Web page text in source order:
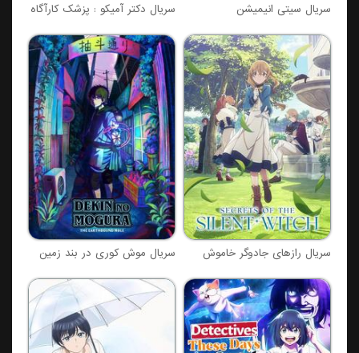
سریال سیتی انیمیشن سریال دکتر آمیکو : پزشک کارآگاه
سریال رازهای جادوگر خاموش سریال موش کوری در بند زمین